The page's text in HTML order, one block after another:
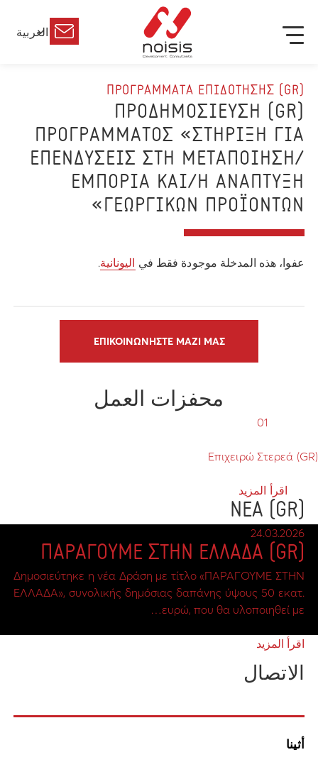
العربية
(GR) ΠΡΟΓΡΑΜΜΑΤΑ ΕΠΙΔΟΤΗΣΗΣ
(GR) ΠΡΟΔΗΜΟΣΙΕΥΣΗ
ΠΡΟΓΡΑΜΜΑΤΟΣ «ΣΤΗΡΙΞΗ ΓΙΑ
ΕΠΕΝΔΥΣΕΙΣ ΣΤΗ ΜΕΤΑΠΟΙΗΣΗ/
ΕΜΠΟΡΙΑ ΚΑΙ/Η ΑΝΑΠΤΥΞΗ
ΓΕΩΡΓΙΚΩΝ ΠΡΟΪΟΝΤΩΝ»
عفوا، هذه المدخلة موجودة فقط في اليونانية.
ΕΠΙΚΟΙΝΩΝΗΣΤΕ ΜΑΖΙ ΜΑΣ
محفزات العمل
01
(GR) Επιχειρώ Στερεά
اقرأ المزيد
(GR) ΝΕΑ
24.03.2026
(GR) ΠΑΡΑΓΟΥΜΕ ΣΤΗΝ ΕΛΛΑΔΑ
Δημοσιεύτηκε η νέα Δράση με τίτλο «ΠΑΡΑΓΟΥΜΕ ΣΤΗΝ
ΕΛΛΑΔΑ», συνολικής δημόσιας δαπάνης ύψους 50 εκατ.
ευρώ, που θα υλοποιηθεί με…
اقرأ المزيد
الاتصال
أثينا